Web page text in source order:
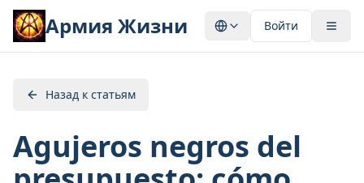
Армия Жизни Войти
Назад к статьям
Agujeros negros del